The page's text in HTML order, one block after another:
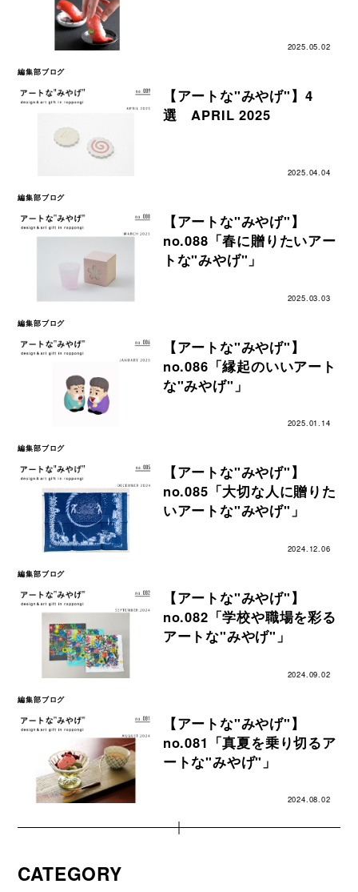
2025.05.02
編集部ブログ
【アートな"みやげ"】4
選 APRIL 2025
2025.04.04
編集部ブログ
【アートな"みやげ"】
no.088「春に贈りたいアー
トな"みやげ"」
2025.03.03
編集部ブログ
【アートな"みやげ"】
no.086「縁起のいいアート
な"みやげ"」
2025.01.14
編集部ブログ
【アートな"みやげ"】
no.085「大切な人に贈りた
いアートな"みやげ"」
2024.12.06
編集部ブログ
【アートな"みやげ"】
no.082「学校や職場を彩る
アートな"みやげ"」
2024.09.02
編集部ブログ
【アートな"みやげ"】
no.081「真夏を乗り切るア
ートな"みやげ"」
2024.08.02
CATEGORY